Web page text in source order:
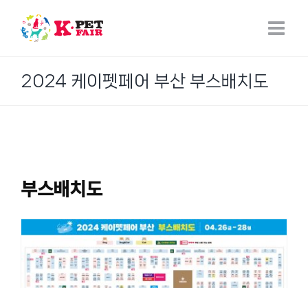
content
2024 케이펫페어 부산 부스배치도
부스배치도